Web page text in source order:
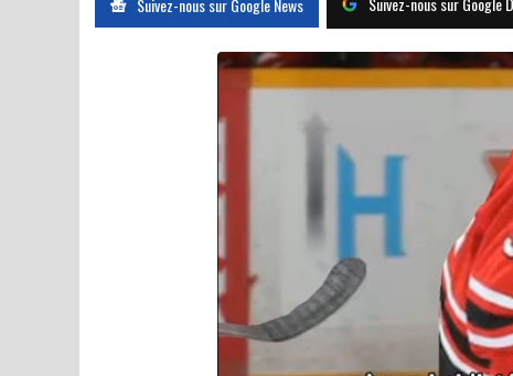
Suivez-nous sur Google News